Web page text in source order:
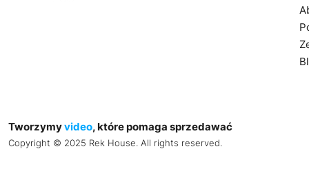
Tworzymyvideo, które pomaga sprzedawać
Copyright © 2025 Rek House. All rights reserved.